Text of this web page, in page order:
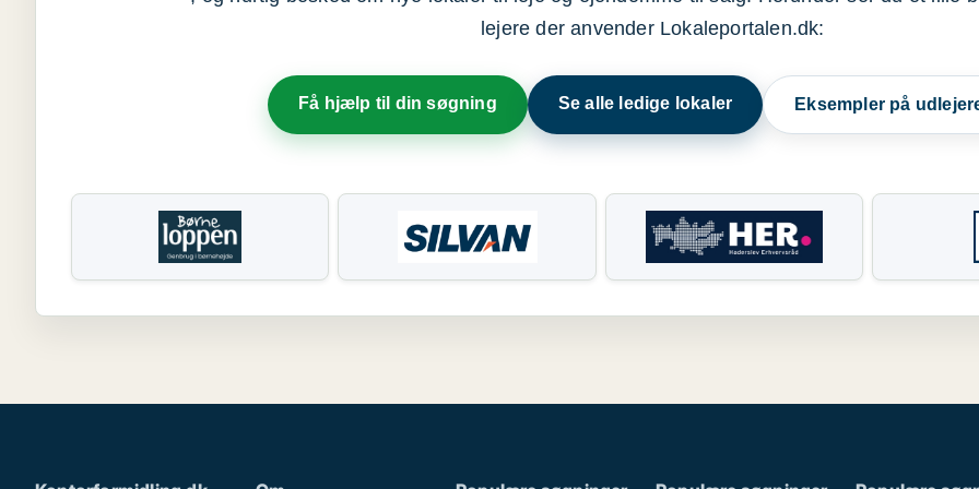
lejere der anvender Lokaleportalen.dk:
Få hjælp til din søgning Se alle ledige lokaler Eksempler på